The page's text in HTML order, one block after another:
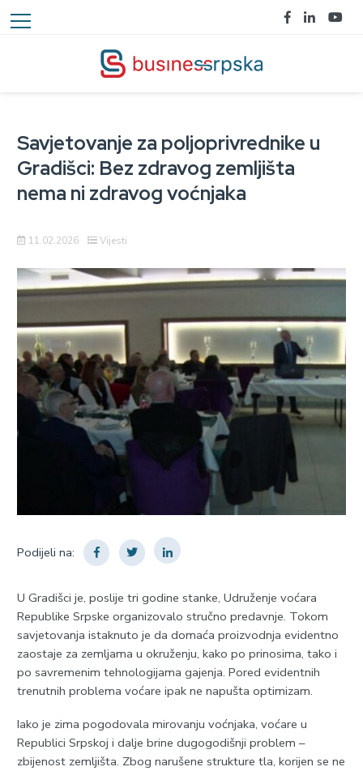
Savjetovanje za poljoprivrednike u
Gradišci: Bez zdravog zemljišta
nema ni zdravog voćnjaka
11.02.2026 Vijesti
Podijeli na:
U Gradišci je, poslije tri godine stanke, Udruženje voćara
Republike Srpske organizovalo stručno predavnje. Tokom
savjetovanja istaknuto je da domaća proizvodnja evidentno
zaostaje za zemljama u okruženju, kako po prinosima, tako i
po savremenim tehnologijama gajenja. Pored evidentnih
trenutnih problema voćare ipak ne napušta optimizam.
Iako je zima pogodovala mirovanju voćnjaka, voćare u
Republici Srpskoj i dalje brine dugogodišnji problem –
zbijenost zemljišta. Zbog narušene strukture tla, korijen se ne